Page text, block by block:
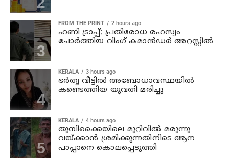
FROM THE PRINT 2 hours ago
ഹണി ട്രാപ്പ്: പ്രതിരോധ രഹസ്യം
ചോർത്തിയ വിംഗ് കമാൻഡർ അറസ്റ്റിൽ
KERALA 3 hours ago
ഭര്‍തൃ വീട്ടില്‍ അബോധാവസ്ഥയില്‍
കണ്ടെത്തിയ യുവതി മരിച്ചു
KERALA 4 hours ago
തുമ്പിക്കൈയിലെ മുറിവില്‍ മരുന്നു
വയ്ക്കാന്‍ ശ്രമിക്കുന്നതിനിടെ ആന
പാപ്പാനെ കൊലപ്പെടുത്തി